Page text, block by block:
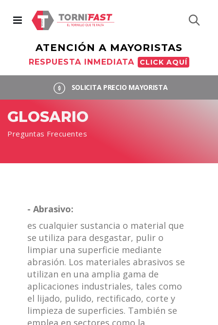
ATENCIÓN A MAYORISTAS
RESPUESTA INMEDIATA CLICK AQUÍ
SOLICITA PRECIO MAYORISTA
GLOSARIO
Preguntas Frecuentes
- Abrasivo:
es cualquier sustancia o material que
se utiliza para desgastar, pulir o
limpiar una superficie mediante
abrasión. Los materiales abrasivos se
utilizan en una amplia gama de
aplicaciones industriales, tales como
el lijado, pulido, rectificado, corte y
limpieza de superficies. También se
emplea en sectores como la